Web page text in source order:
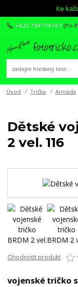
Ke
+420 704734743 (Po-
Úvod Trička Armáda
Dětské
2 vel. 116
Ohodnotit produkt
vojenské tričko